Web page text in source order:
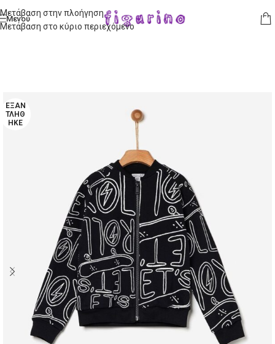
Μετάβαση στην πλοήγηση
Μετάβαση στο κύριο περιεχόμενο
Μενού
ΕΞΑΝ
ΤΛΉΘ
ΗΚΕ